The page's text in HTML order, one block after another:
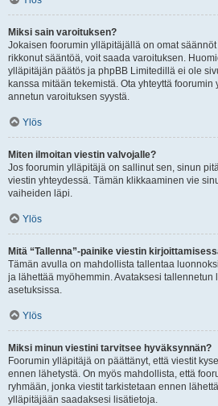
Miksi sain varoituksen?
Jokaisen foorumin ylläpitäjällä on omat
rikkonut sääntöä, voit saada varoituksen.
ylläpitäjän päätös ja phpBB Limitedillä ei ole
kanssa mitään tekemistä. Ota yhteyttä
annetun varoituksen syystä.
Ylös
Miten ilmoitan viestin valvojalle?
Jos foorumin ylläpitäjä on sallinut sen, sinun
viestin yhteydessä. Tämän klikkaaminen vie
vaiheiden läpi.
Ylös
Mitä “Tallenna”-painike viestin
Tämän avulla on mahdollista tallentaa
ja lähettää myöhemmin. Avataksesi
asetuksissa.
Ylös
Miksi minun viestini tarvitsee hyväksynnän?
Foorumin ylläpitäjä on päättänyt, että viestit
ennen lähetystä. On myös mahdollista, että
ryhmään, jonka viestit tarkistetaan ennen
ylläpitäjään saadaksesi lisätietoja.